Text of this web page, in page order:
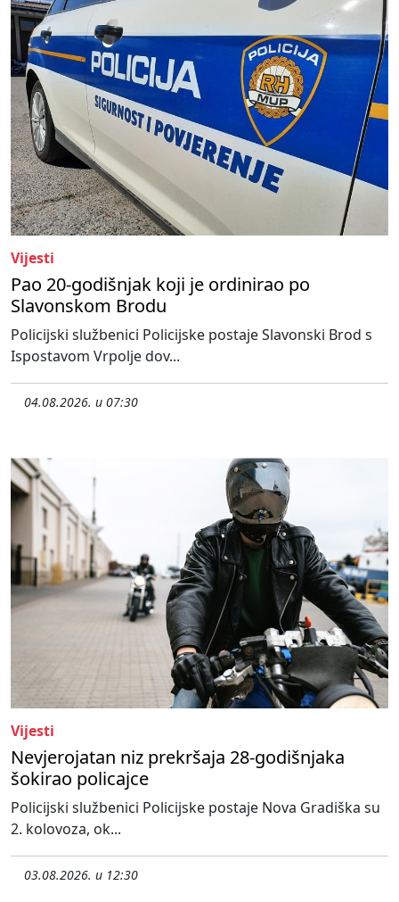
Vijesti
Pao 20-godišnjak koji je ordinirao po
Slavonskom Brodu
Policijski službenici Policijske postaje Slavonski Brod s
Ispostavom Vrpolje dov...
04.08.2026. u 07:30
Vijesti
Nevjerojatan niz prekršaja 28-godišnjaka
šokirao policajce
Policijski službenici Policijske postaje Nova Gradiška su
2. kolovoza, ok...
03.08.2026. u 12:30